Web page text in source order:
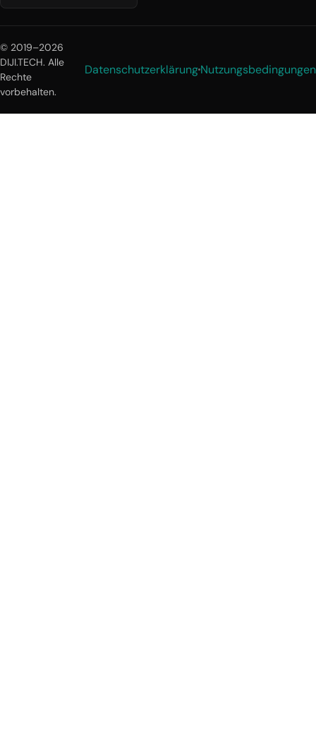
© 2019–2026
DIJI.TECH. Alle
Rechte
vorbehalten.
DatenschutzerklärungNutzungsbedingungen